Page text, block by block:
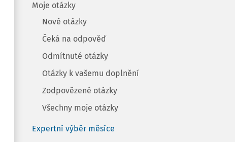
Moje otázky
Nové otázky
Čeká na odpověď
Odmítnuté otázky
Otázky k vašemu doplnění
Zodpovězené otázky
Všechny moje otázky
Expertní výběr měsíce